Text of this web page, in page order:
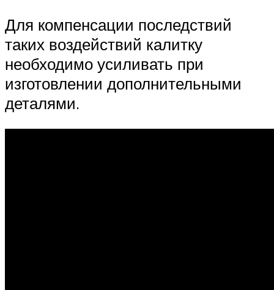
Для компенсации последствий
таких воздействий калитку
необходимо усиливать при
изготовлении дополнительными
деталями.